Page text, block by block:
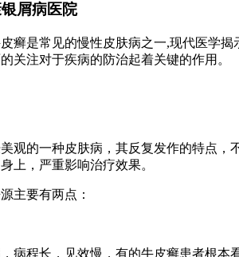
屑病医院
是常见的慢性皮肤病之一,现代医学揭
关注对于疾病的防治起着关键的作用。
的一种皮肤病，其反复发作的特点，
上，严重影响治疗效果。
要有两点：
程长，见效慢，有的牛皮癣患者根本